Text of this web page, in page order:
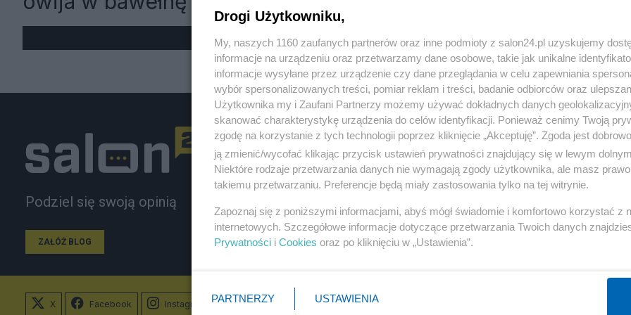
« WRÓĆ DO NOTKI
Podziel się swoją opinią
ZAŁÓŻ BLOG
Polityka
Prezydent
PiS
KO
Imigranci
Gospodarka
Pieniądze
Centralny Port Komunikacyjny
Biznes
Podatki
X Facebook Instagram
Drogi Użytkowniku,
My, naszych 1160 zaufanych partnerów oraz inne podmioty z salon24.pl uzyskujemy
informacje na urządzeniu oraz przetwarzamy dane osobowe, takie jak unikalne
informacje wysyłane przez urządzenie czy dane przeglądania w celu zapewniania
wybór spersonalizowanych treści, pomiar reklam i treści, badanie odbiorców oraz
Użytkownika my i Zaufani Partnerzy możemy używać dokładnych danych
skanować charakterystykę urządzenia do celów identyfikacji. Ponieważ cenimy Twoją
zgodę na korzystanie z tych technologii poprzez kliknięcie „Akceptuję”. Zgoda jest
ją zmienić/wycofać klikając przycisk ustawień prywatności znajdujący się w lewym
Niektóre rodzaje przetwarzania danych nie wymagają zgody użytkownika, ale masz
takiemu przetwarzaniu. Preferencje będą miały zastosowania tylko na tej witrynie.
Zapoznaj się z poniższymi informacjami, abyś mógł świadomie i komfortowo korzystać z
internetowych. Szczegółowe informacje dotyczące przetwarzania Twoich danych
Prywatności i Cookies oraz po kliknięciu w „Ustawienia”.
PARTNERZY USTAWIENIA